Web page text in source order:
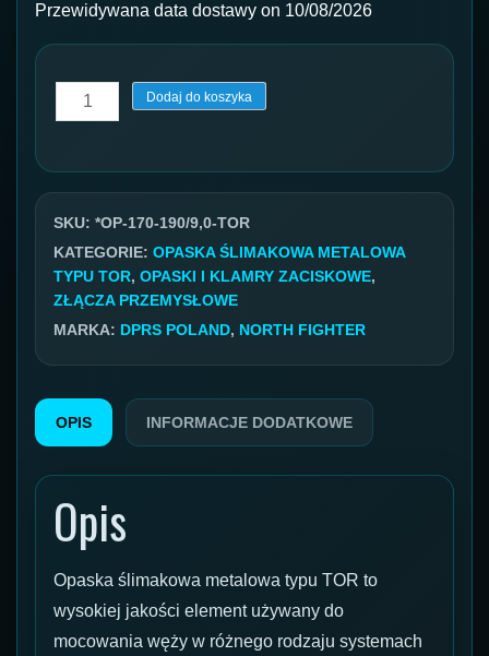
Przewidywana data dostawy on 10/08/2026
ilość
Opaska
170-
190mm
Dodaj do koszyka
SKU: *OP-170-190/9,0-TOR
KATEGORIE: OPASKA ŚLIMAKOWA METALOWA
TYPU TOR, OPASKI I KLAMRY ZACISKOWE,
ZŁĄCZA PRZEMYSŁOWE
MARKA: DPRS POLAND, NORTH FIGHTER
OPIS INFORMACJE DODATKOWE
Opis
Opaska ślimakowa metalowa typu TOR to
wysokiej jakości element używany do
mocowania węży w różnego rodzaju systemach